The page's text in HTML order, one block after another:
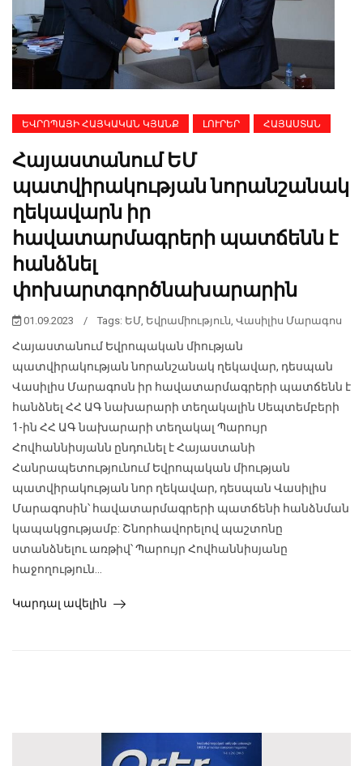
ԵՎՐՈՊԱՅԻ ՀԱՅԿԱԿԱՆ ԿՅԱՆՔ ԼՈՒՐԵՐ ՀԱՅԱՍՏԱՆ
Հայաստանում ԵՄ
պատվիրակության նորանշանակ
ղեկավարն իր
հավատարմագրերի պատճենն է
հանձնել
փոխարտգործնախարարին
01.09.2023 / Tags: ԵՄ Եվրամիություն Վասիլիս Մարագոս
Հայաստանում Եվրոպական միության
պատվիրակության նորանշանակ ղեկավար, դեսպան
Վասիլիս Մարագոսն իր հավատարմագրերի պատճենն է
հանձնել ՀՀ ԱԳ նախարարի տեղակալին Սեպտեմբերի
1-ին ՀՀ ԱԳ նախարարի տեղակալ Պարույր
Հովհաննիսյանն ընդունել է Հայաստանի
Հանրապետությունում Եվրոպական միության
պատվիրակության նոր ղեկավար, դեսպան Վասիլիս
Մարագոսին՝ հավատարմագրերի պատճենի հանձնման
կապակցությամբ: Շնորհավորելով պաշտոնը
ստանձնելու առթիվ՝ Պարույր Հովհաննիսյանը
հաջողություն...
Կարդալ ավելին